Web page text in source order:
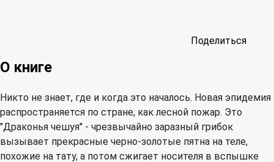
Поделиться
О книге
Никто не знает, где и когда это началось. Новая эпидемия
распространяется по стране, как лесной пожар. Это
"Драконья чешуя" - чрезвычайно заразный грибок
вызывает прекрасные черно-золотые пятна на теле,
похожие на тату, а потом сжигает носителя в вспышке